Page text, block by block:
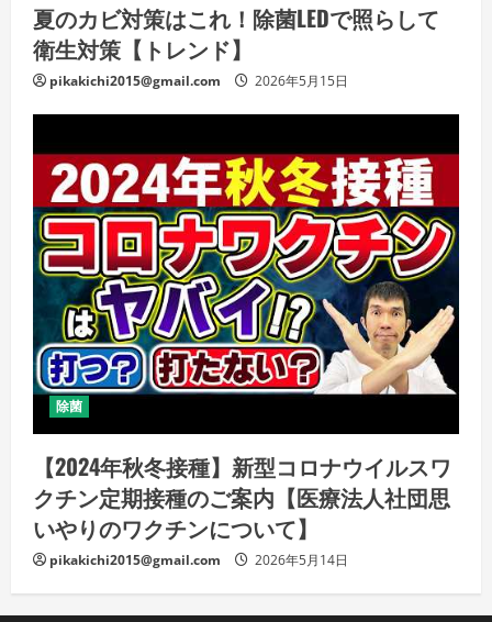
夏のカビ対策はこれ！除菌LEDで照らして
衛生対策【トレンド】
pikakichi2015@gmail.com 2026年5月15日
除菌
【2024年秋冬接種】新型コロナウイルスワ
クチン定期接種のご案内【医療法人社団思
いやりのワクチンについて】
pikakichi2015@gmail.com 2026年5月14日